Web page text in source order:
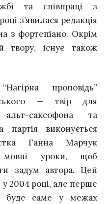
та співпраці з
з’явилася редакція
з фортепіано. Окрім
твору, існує також
проповідь”
— твір для
саксофона та
партія виконується
Ганна Марчук
мовні уроки, щоб
задум автора. Цей
2004 році, але перше
буде саме у межах